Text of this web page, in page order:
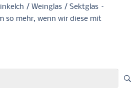
/ Weinglas / Sektglas –
so mehr, wenn wir diese mit